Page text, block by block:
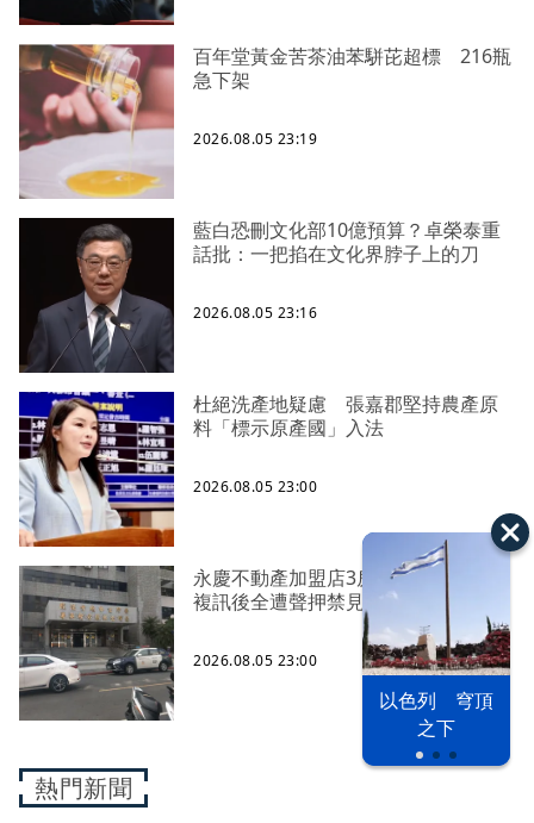
以色列 穹頂
之下
百年堂黃金苦茶油苯駢芘超標 216瓶
急下架
2026.08.05 23:19
藍白恐刪文化部10億預算？卓榮泰重
話批：一把掐在文化界脖子上的刀
2026.08.05 23:16
杜絕洗產地疑慮 張嘉郡堅持農產原
料「標示原產國」入法
2026.08.05 23:00
永慶不動產加盟店3房仲涉洩露個資
複訊後全遭聲押禁見
2026.08.05 23:00
熱門新聞